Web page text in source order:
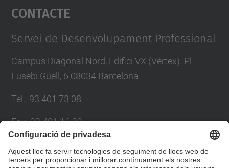
powered by
Contacte
Servei de Desenvolupament Professional
Campus Diagonal Nord, Edifici VX (Vèrtex). Pl.
Eusebi Güell, 6 08034 Barcelona
Tel. : 93 401 73 08
Fax:93 401 16 22